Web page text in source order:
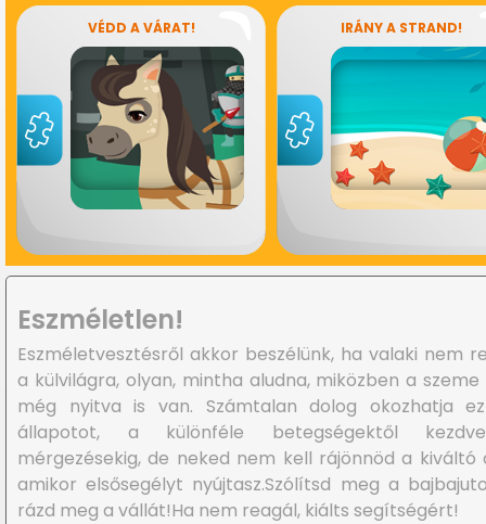
VÉDD A VÁRAT! IRÁNY A STRAND!
Eszméletlen!
Eszméletvesztésről akkor beszélünk, ha valaki nem
a külvilágra, olyan, mintha aludna, miközben a
még nyitva is van. Számtalan dolog okozhatja
állapotot, a különféle betegségektől
mérgezésekig, de neked nem kell rájönnöd a kiváltó
amikor elsősegélyt nyújtasz.Szólítsd meg a
rázd meg a vállát!Ha nem reagál, kiálts segítségért!